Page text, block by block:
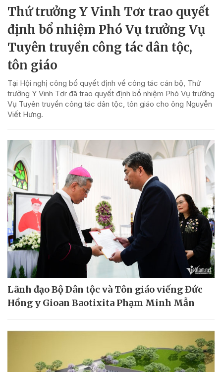
Thứ trưởng Y Vinh Tơr trao quyết
định bổ nhiệm Phó Vụ trưởng Vụ
Tuyên truyền công tác dân tộc,
tôn giáo
Tại Hội nghị công bố quyết định về công tác cán bộ, Thứ
trưởng Y Vinh Tơr đã trao quyết định bổ nhiệm Phó Vụ trưởng
Vụ Tuyên truyền công tác dân tộc, tôn giáo cho ông Nguyễn
Viết Hưng.
Lãnh đạo Bộ Dân tộc và Tôn giáo viếng Đức
Hồng y Gioan Baotixita Phạm Minh Mẫn